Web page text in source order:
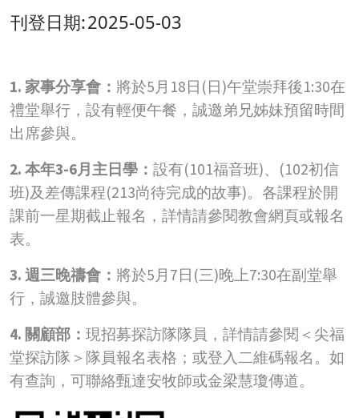
刊登日期:2025-05-03
1. 家事分享會： 將於5月18日(日)午堂崇拜後1:30在
禮堂舉行，設有輕便午餐，誠邀弟兄姊妹預留時間
出席參與。
2. 本年3-6月主日學： 設有(101福音班)、(102初信
班)及差傳課程(213尚待完成的故事)。各課程於開
課前一星期截止報名，詳情請參閱教會網頁或報名
表。
3. 週三晚禱會： 將於5月7日(三)晚上7:30在副堂舉
行，誠邀肢體參與。
4. 關顧部： 現招募探訪隊隊員，詳情請參閱＜尖福
堂探訪隊＞隊員報名表格；或登入二維碼報名。如
有查詢，可聯絡甄達安牧師或金梁慧瓊傳道。